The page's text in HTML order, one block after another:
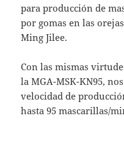
para producción de
por gomas en las
Ming Jilee.
Con las mismas
la MGA-MSK-KN95,
velocidad de
hasta 95 mascarillas/